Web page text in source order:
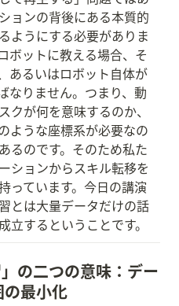
ョンの背後にある本質的
ようにする必要がありま
ボットに教える場合、そ
あるいはロボット自体が
なりません。つまり、動
が何を意味するのか、
ような座標系が必要なの
るのです。そのため私た
ションからスキル転移を
っています。今日の講演
とは大量データだけの話
するということです。
の二つの意味：デー
最小化